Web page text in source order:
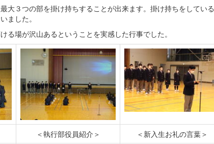
３つの部を掛け持ちすることが出来ます。掛け持ちをしている
ました。
場が沢山あるということを実感した行事でした。
＜執行部役員紹介＞ ＜新入生お礼の言葉＞